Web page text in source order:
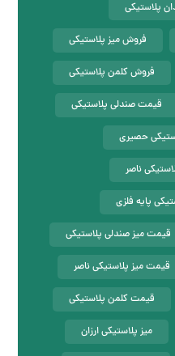
پلاستیکی
فروش میز پلاستیکی
فروش کلمن پلاستیکی
قیمت صندلی پلاستیکی
حصیری
ناصر
پایه فلزی
قیمت میز صندلی پلاستیکی
قیمت میز پلاستیکی ناصر
قیمت کلمن پلاستیکی
میز پلاستیکی ارزان